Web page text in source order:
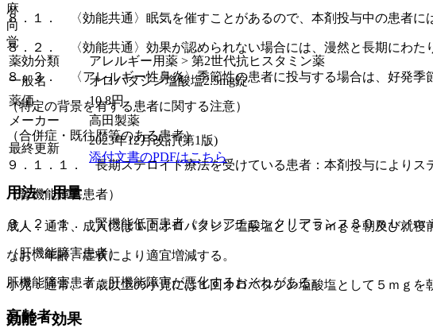
８．１． 〈効能共通〉眠気を催すことがあるので、本剤投与中の患者に
８．２． 〈効能共通〉効果が認められない場合には、漫然と長期にわた
８．３． 〈アレルギー性鼻炎〉季節性の患者に投与する場合は、好発季
（特定の背景を有する患者に関する注意）
（合併症・既往歴等のある患者）
９．１．１． 長期ステロイド療法を受けている患者：本剤投与によりス
（腎機能障害患者）
９．２．１． 腎機能低下患者（クレアチニンクリアランス３０ｍＬ／ｍ
（肝機能障害患者）
肝機能障害患者：肝機能障害が悪化するおそれがある。
高齢者
麻
向
覚
薬効分類
アレルギー用薬 > 第2世代抗ヒスタミン薬
一般名
オロパタジン塩酸塩2.5mg錠
薬価
10.8円
メーカー
高田製薬
最終更新
2023年12月改訂(第1版)
添付文書のPDFはこちら
用法・用量
成人：通常、成人には１回オロパタジン塩酸塩として５ｍｇを朝及び就寝
なお、年齢、症状により適宜増減する。
小児：通常、７歳以上の小児には１回オロパタジン塩酸塩として５ｍｇを
効能・効果